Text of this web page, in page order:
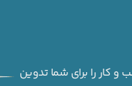
کار را برای شما تدوین